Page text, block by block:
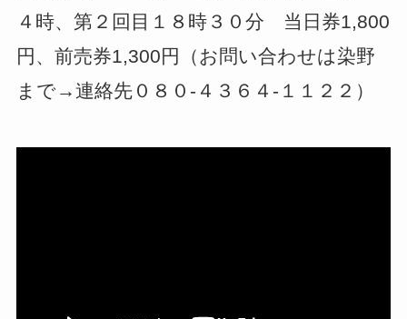
４時、第２回目１８時３０分 当日券1,800
円、前売券1,300円（お問い合わせは染野
まで→連絡先０８０-４３６４-１１２２）